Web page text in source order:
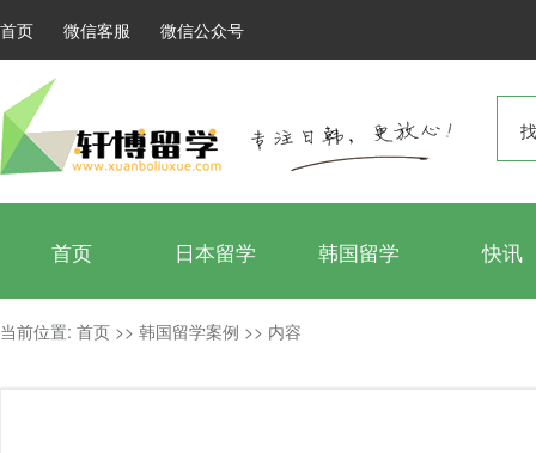
首页 微信客服 微信公众号
首页 日本留学 韩国留学 快讯
当前位置: 首页 >> 韩国留学案例 >> 内容